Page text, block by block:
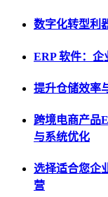
数字化转型利
ERP 软件：企
提升仓储效率
跨境电商产品
与系统优化
选择适合您企
营